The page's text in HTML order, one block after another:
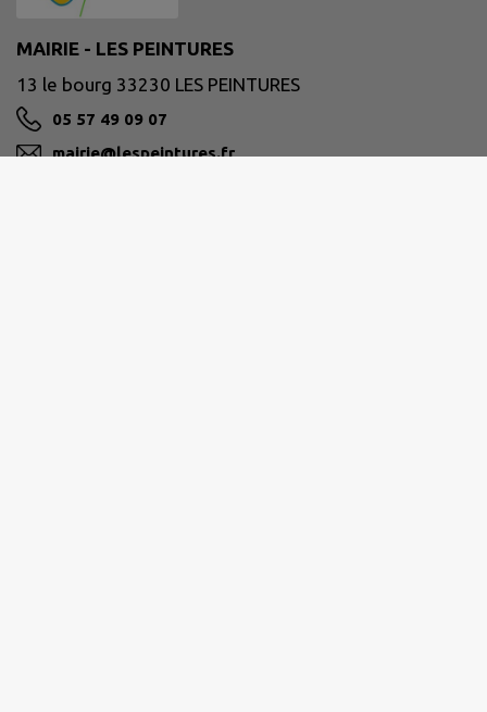
MAIRIE - LES PEINTURES
13 le bourg 33230 LES PEINTURES
05 57 49 09 07
mairie@lespeintures.fr